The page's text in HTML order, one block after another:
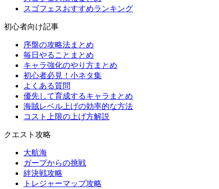
スゴフェスおすすめランキング
初心者向け記事
序盤の攻略法まとめ
毎日やることまとめ
キャラ強化のやり方まとめ
初心者必見！小ネタ集
よくある質問
優先して育成するキャラまとめ
海賊レベル上げの効率的な方法
コスト上限の上げ方解説
クエスト攻略
大航海
ガープからの挑戦
絆決戦攻略
トレジャーマップ攻略